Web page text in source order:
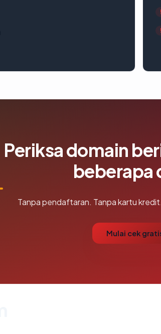
Periksa domain
beberapa
Tanpa pendaftaran. Tanpa kartu
Mulai cek